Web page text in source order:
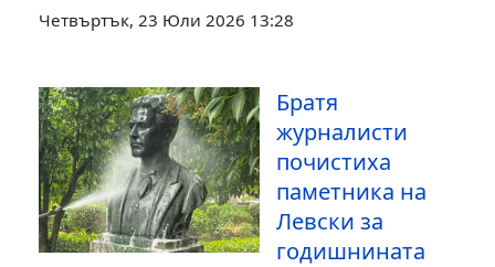
Четвъртък, 23 Юли 2026 13:28
Братя
журналисти
почистиха
паметника на
Левски за
годишнината